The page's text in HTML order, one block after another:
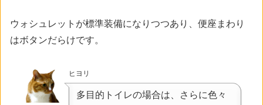
ウォシュレットが標準装備になりつつあり、便座まわり
はボタンだらけです。
ヒヨリ
多目的トイレの場合は、さらに色々